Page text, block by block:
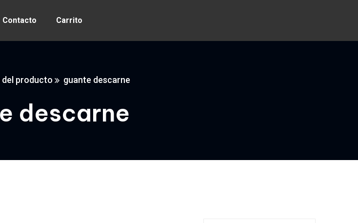
Contacto Carrito
del producto guante descarne
descarne